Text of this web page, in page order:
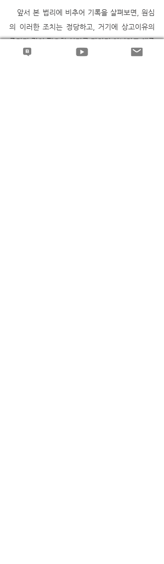
의 이러한 조치는 정당하고, 거기에 상고이유의
주장과 같이 필요한 심리를 다하지 아니하고 채증
법칙을 위반하거나 사해행위취소소송에 있어서